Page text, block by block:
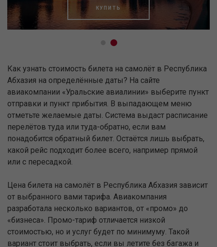
КУПИТЬ
Как узнать стоимость билета на самолёт в Республика
Абхазия на определённые даты? На сайте
авиакомпании «Уральские авиалинии» выберите пункт
отправки и пункт прибытия. В выпадающем меню
отметьте желаемые даты. Система выдаст расписание
перелётов туда или туда-обратно, если вам
понадобится обратный билет. Остаётся лишь выбрать,
какой рейс подходит более всего, например прямой
или с пересадкой.
Цена билета на самолёт в Республика Абхазия зависит
от выбранного вами тарифа. Авиакомпания
разработала несколько вариантов, от «промо» до
«бизнеса». Промо-тариф отличается низкой
стоимостью, но и услуг будет по минимуму. Такой
вариант стоит выбрать, если вы летите без багажа и